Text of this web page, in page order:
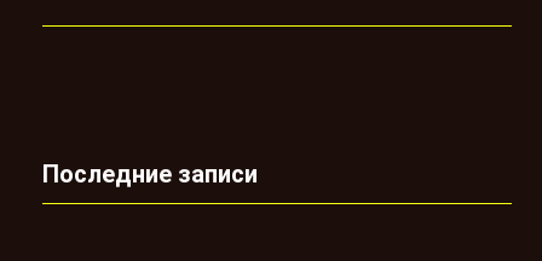
Последние записи